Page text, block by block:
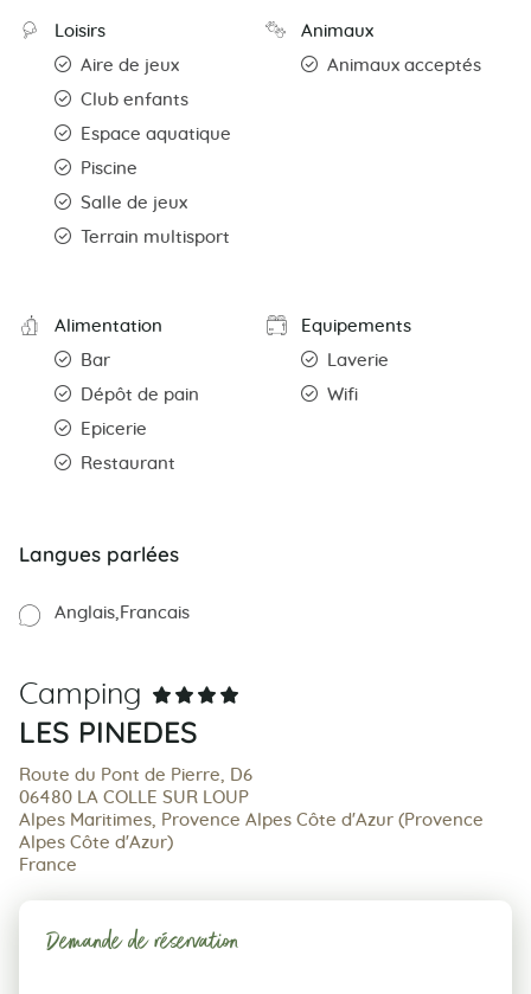
Loisirs
Aire de jeux
Club enfants
Espace aquatique
Piscine
Salle de jeux
Terrain multisport
Animaux
Animaux acceptés
Alimentation
Bar
Dépôt de pain
Epicerie
Restaurant
Equipements
Laverie
Wifi
Langues parlées
Anglais Francais
Camping
LES PINEDES
Route du Pont de Pierre, D6
06480 LA COLLE SUR LOUP
Alpes Maritimes, Provence Alpes Côte d'Azur (Provence
Alpes Côte d'Azur)
France
Demande de réservation